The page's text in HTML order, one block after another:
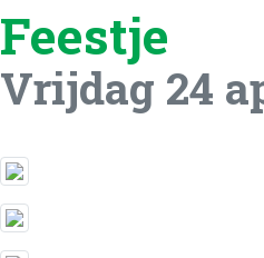
Feestje
Vrijdag 24